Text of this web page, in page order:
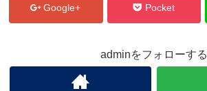
Google+ Pocket
adminをフォローする